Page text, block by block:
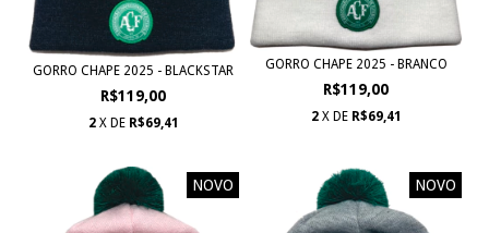
GORRO CHAPE 2025 - BLACKSTAR
R$119,00
2 X DE R$69,41
GORRO CHAPE 2025 - BRANCO
R$119,00
2 X DE R$69,41
NOVO NOVO